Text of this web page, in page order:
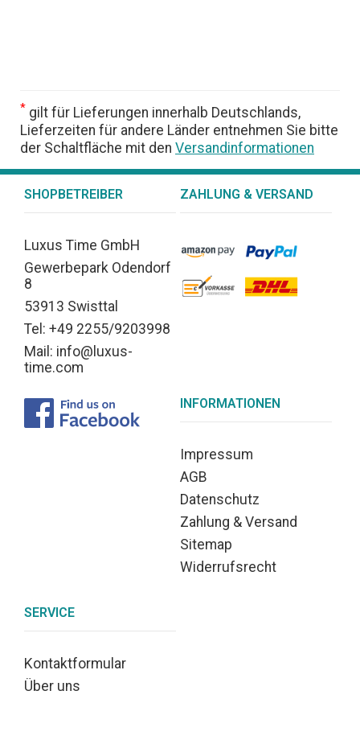
* gilt für Lieferungen innerhalb Deutschlands,
Lieferzeiten für andere Länder entnehmen Sie bitte
der Schaltfläche mit den Versandinformationen
SHOPBETREIBER
Luxus Time GmbH
Gewerbepark Odendorf
8
53913 Swisttal
Tel: +49 2255/9203998
Mail: info@luxus-
time.com
ZAHLUNG & VERSAND
INFORMATIONEN
Impressum
AGB
Datenschutz
Zahlung & Versand
Sitemap
Widerrufsrecht
SERVICE
Kontaktformular
Über uns